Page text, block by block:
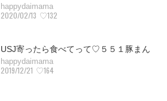
happydaimama
2020/02/13 ♡132
USJ寄ったら食べてって♡５５１豚まん
happydaimama
2019/12/21 ♡164